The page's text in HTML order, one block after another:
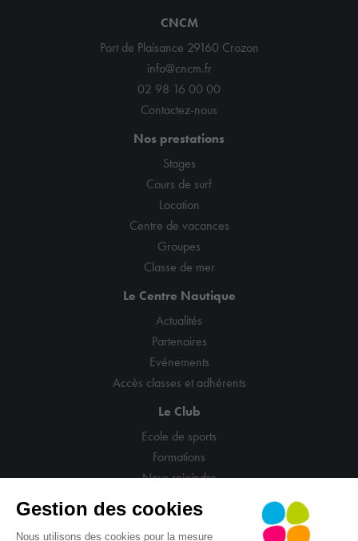
CNCM
Port de Plaisance 29160 Crozon
info@cncm.fr
02 98 16 00 00
Contactez-nous
Nos prestations
Stages
Cours de surf
Location
Centre de vacances
Groupes
Classe de mer
Le Centre Nautique
Actualités
Partenaires
Evénements
Accès classes et adhérents
Le Club
Ecole de sports
Formations
Nous rejoindre
Gestion des cookies
Nous utilisons des cookies pour la mesure